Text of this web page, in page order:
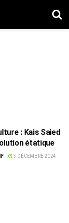
: Kais Saied
étatique
3 DÉCEMBRE 2024